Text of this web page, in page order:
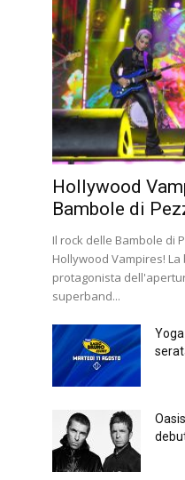
Hollywood
Bambole di
Il rock delle Bambole di
Hollywood Vampires!
protagonista
superband...